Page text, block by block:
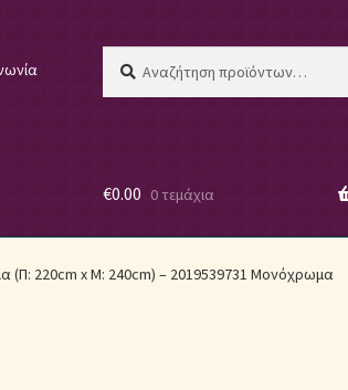
για:
μας
€0.00 0 τεμάχια
(Π: 220cm x Μ: 240cm) – 2019539731 Μονόχρωμα